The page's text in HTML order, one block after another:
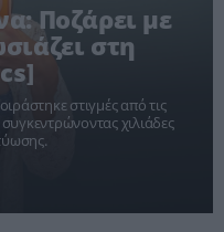
Ποζάρει με
στη
στιγμές από τις
χιλιάδες